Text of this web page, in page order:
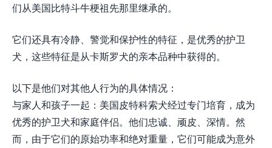
们从美国比特斗牛梗祖先那里继承的。
它们还具有冷静、警觉和保护性的特征，是优秀的护卫
犬，这些特征是从卡斯罗犬的亲本品种中获得的。
以下是他们对其他人行为的具体情况：
与家人和孩子一起：美国皮特科索犬经过专门培育，成为
优秀的护卫犬和家庭伴侣。他们忠诚、顽皮、深情。然
而，由于它们的原始功率和绝对重量，它们可能成为意外